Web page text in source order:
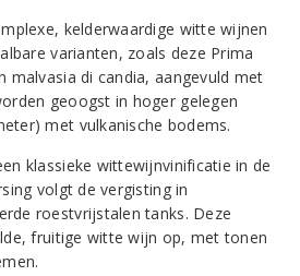
kelderwaardige witte wijnen
varianten, zoals deze Prima
malvasia di candia, aangevuld met
geoogst in hoger gelegen
met vulkanische bodems.
klassieke wittewijnvinificatie in de
volgt de vergisting in
roestvrijstalen tanks. Deze
fruitige witte wijn op, met tonen